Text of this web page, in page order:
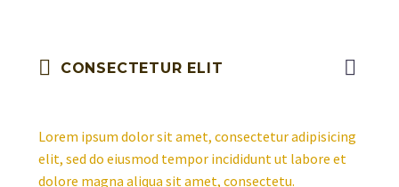
CONSECTETUR ELIT
Lorem ipsum dolor sit amet, consectetur adipisicing
elit, sed do eiusmod tempor incididunt ut labore et
dolore magna aliqua sit amet, consectetu.